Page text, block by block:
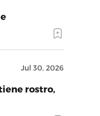
Jul 30, 2026
rostro,